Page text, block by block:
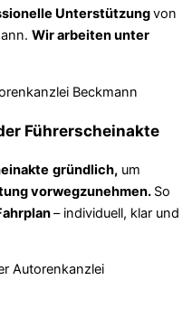
Unterstützungvon
Wir arbeiten unter
Führerscheinakte
gründlich, um
vorwegzunehmen. So
– individuell, klar und